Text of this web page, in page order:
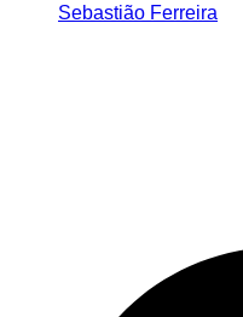
Sebastião Ferreira